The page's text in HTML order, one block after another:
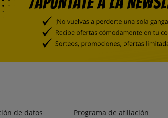
de datos
Programa de afiliación